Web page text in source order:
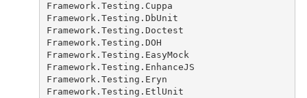
Framework.Testing.Cuppa
Framework.Testing.DbUnit
Framework.Testing.Doctest
Framework.Testing.DOH
Framework.Testing.EasyMock
Framework.Testing.EnhanceJS
Framework.Testing.Eryn
Framework.Testing.EtlUnit